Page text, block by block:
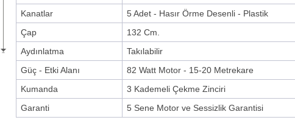
Kanatlar
5 Adet - Hasır Örme Desenli - Plastik
Çap
132 Cm.
Aydınlatma
Takılabilir
Güç - Etki Alanı
82 Watt Motor - 15-20 Metrekare
Kumanda
3 Kademeli Çekme Zinciri
Garanti
5 Sene Motor ve Sessizlik Garantisi